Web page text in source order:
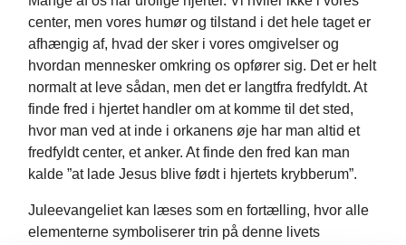
center, men vores humør og tilstand i det hele taget er
afhængig af, hvad der sker i vores omgivelser og
hvordan mennesker omkring os opfører sig. Det er helt
normalt at leve sådan, men det er langtfra fredfyldt. At
finde fred i hjertet handler om at komme til det sted,
hvor man ved at inde i orkanens øje har man altid et
fredfyldt center, et anker. At finde den fred kan man
kalde ”at lade Jesus blive født i hjertets krybberum”.
Juleevangeliet kan læses som en fortælling, hvor alle
elementerne symboliserer trin på denne livets